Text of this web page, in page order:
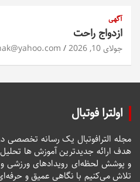
آگهی
ازدواج راحت
جولای 10, 2026
اولترا فوتبال
مجله الترافوتبال یک رسانه تخصصی
هدف ارائه جدیدترین آموزش ها
و پوشش لحظه‌ای رویدادهای ورزشی و
تلاش می‌کنیم با نگاهی عمیق و